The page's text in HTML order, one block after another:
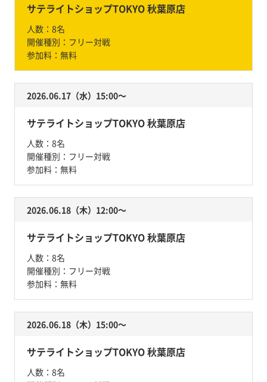
サテライトショップTOKYO 秋葉原店
人数： 8名
開催種別： フリー対戦
参加料： 無料
2026.06.17（水）15:00〜
サテライトショップTOKYO 秋葉原店
人数： 8名
開催種別： フリー対戦
参加料： 無料
2026.06.18（木）12:00〜
サテライトショップTOKYO 秋葉原店
人数： 8名
開催種別： フリー対戦
参加料： 無料
2026.06.18（木）15:00〜
サテライトショップTOKYO 秋葉原店
人数： 8名